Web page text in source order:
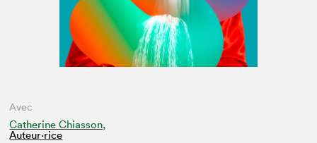
Avec
Catherine Chiasson,
Auteur·rice